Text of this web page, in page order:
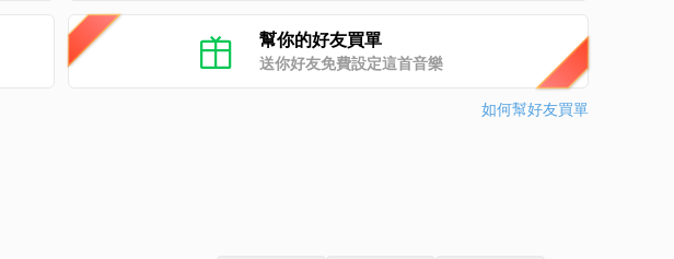
幫你的好友買單
送你好友免費設定這首音樂
如何幫好友買單